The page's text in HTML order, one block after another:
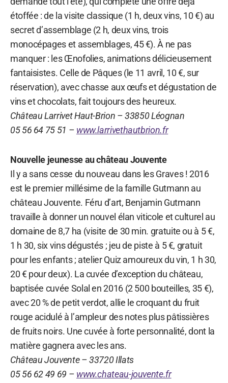
étoffée : de la visite classique (1 h, deux vins, 10 €) au
secret d’assemblage (2 h, deux vins, trois
monocépages et assemblages, 45 €). À ne pas
manquer : les Œnofolies, animations délicieusement
fantaisistes. Celle de Pâques (le 11 avril, 10 €, sur
réservation), avec chasse aux œufs et dégustation de
vins et chocolats, fait toujours des heureux.
Château Larrivet Haut-Brion – 33850 Léognan
05 56 64 75 51 – www.larrivethautbrion.fr
Nouvelle jeunesse au château Jouvente
Il y a sans cesse du nouveau dans les Graves ! 2016
est le premier millésime de la famille Gutmann au
château Jouvente. Féru d’art, Benjamin Gutmann
travaille à donner un nouvel élan viticole et culturel au
domaine de 8,7 ha (visite de 30 min. gratuite ou à 5 €,
1 h 30, six vins dégustés ; jeu de piste à 5 €, gratuit
pour les enfants ; atelier Quiz amoureux du vin, 1 h 30,
20 € pour deux). La cuvée d’exception du château,
baptisée cuvée Solal en 2016 (2 500 bouteilles, 35 €),
avec 20 % de petit verdot, allie le croquant du fruit
rouge acidulé à l’ampleur des notes plus pâtissières
de fruits noirs. Une cuvée à forte personnalité, dont la
matière gagnera avec les ans.
Château Jouvente – 33720 Illats
05 56 62 49 69 – www.chateau-jouvente.fr